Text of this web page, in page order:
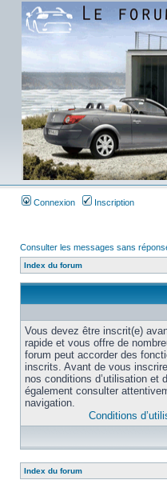
Connexion Inscription
Consulter les messages sans
Index du forum
Vous devez être inscrit(e)
rapide et vous offre de
forum peut accorder des
inscrits. Avant de vous
nos conditions d’utilisation et
également consulter
navigation.
Conditions
Index du forum